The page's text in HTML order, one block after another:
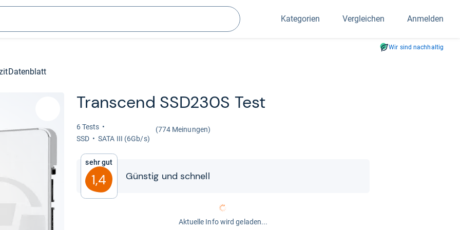
Suchen
Kategorien Vergleichen Anmelden
Wir sind nachhaltig
Datenblatt
Tran­scend SSD230S Test
6 Tests
(774 Meinungen)
SSD
SATA III (6Gb/s)
Sehr gut
1,4 Güns­tig und schnell
Aktuelle Info wird geladen...